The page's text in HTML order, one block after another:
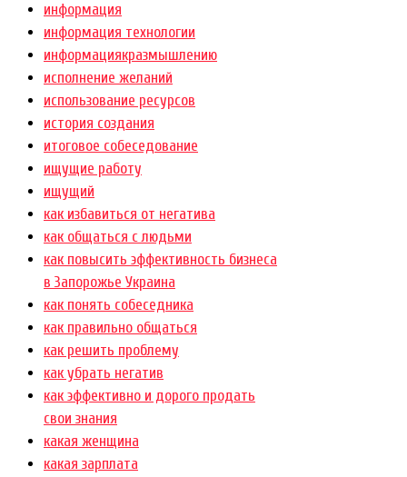
информация
информация технологии
информациякразмышлению
исполнение желаний
использование ресурсов
история создания
итоговое собеседование
ищущие работу
ищущий
как избавиться от негатива
как общаться с людьми
как повысить эффективность бизнеса
в Запорожье Украина
как понять собеседника
как правильно общаться
как решить проблему
как убрать негатив
как эффективно и дорого продать
свои знания
какая женщина
какая зарплата